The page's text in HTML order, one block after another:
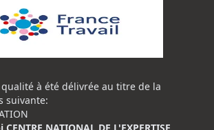
à été délivrée au titre de la
suivante: